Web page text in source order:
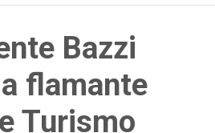
Bazzi
flamante
Turismo